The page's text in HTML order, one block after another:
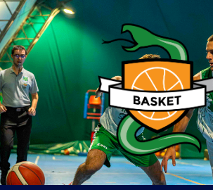
Skip
to
content